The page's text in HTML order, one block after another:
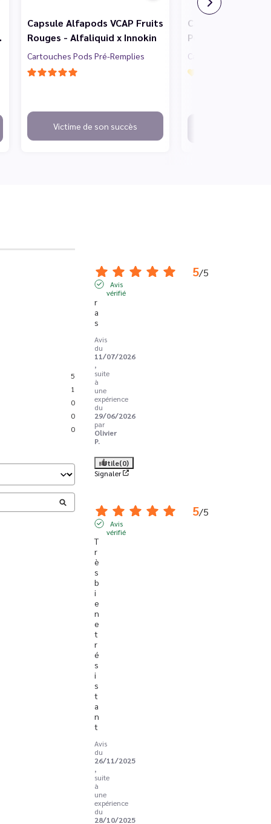
Capsule Alfapods VCAP Fruits
Rouges - Alfaliquid x Innokin
Cartouches Pods Pré-Remplies
Victime de son succès
Capsule Alfapods
Pêche Abricot -
Cartouches Pods
5
1
0
0
0
5/5
Avis
vérifié
r
a
s
Avis
du
11/07/2026
,
suite
à
une
expérience
du
29/06/2026
par
Olivier
P.
Utile(0)
Signaler
5/5
Avis
vérifié
T
r
è
s
b
i
e
n
e
t
r
é
s
i
s
t
a
n
t
Avis
du
26/11/2025
,
suite
à
une
expérience
du
28/10/2025